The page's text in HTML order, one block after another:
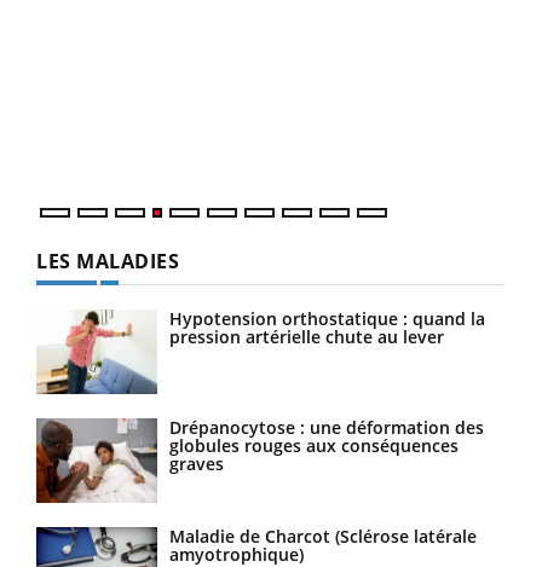
LES MALADIES
Hypotension orthostatique : quand la
pression artérielle chute au lever
Drépanocytose : une déformation des
globules rouges aux conséquences
graves
Maladie de Charcot (Sclérose latérale
amyotrophique)